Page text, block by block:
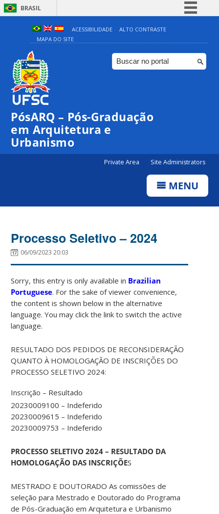
BRASIL
Simplifique!
Comunica BR
Participe
ACESSIBILIDADE
ALTO CONTRASTE
MAPA DO SITE
PósARQ – Pós-Graduação
em Arquitetura e
Urbanismo
Private Area Site Administrators
MENU
Processo Seletivo – 2024
06/09/2023 20:03
Sorry, this entry is only available in Brazilian
Portuguese. For the sake of viewer convenience,
the content is shown below in the alternative
language. You may click the link to switch the active
language.
RESULTADO DOS PEDIDOS DE RECONSIDERAÇÃO
QUANTO À HOMOLOGAÇÃO DE INSCRIÇÕES DO
PROCESSO SELETIVO 2024:
Inscrição – Resultado
20230009100 – Indeferido
20230009615 – Indeferido
20230009753 – Indeferido
PROCESSO SELETIVO 2024 – RESULTADO DA
HOMOLOGAÇÃO DAS INSCRIÇÕES
MESTRADO E DOUTORADO As comissões de
seleção para Mestrado e Doutorado do Programa
de Pós-Graduação em Arquitetura e Urbanismo